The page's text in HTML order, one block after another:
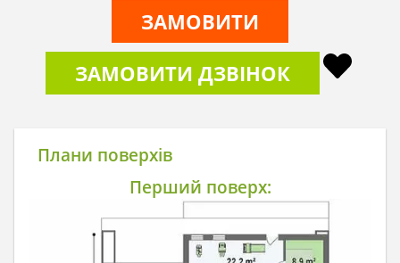
ЗАМОВИТИ
ЗАМОВИТИ ДЗВІНОК
Плани поверхів
Перший поверх: